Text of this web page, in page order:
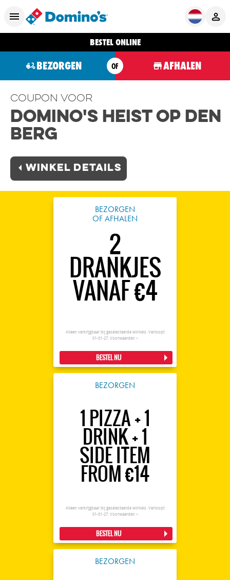
BESTEL ONLINE
BEZORGEN OF AFHALEN
Coupon voor
Domino's Heist op den
Berg
Winkel Details
BEZORGEN
OF AFHALEN
2
DRANKJES
VANAF €4
Alleen verkrijgbaar bij geselecteerde winkels. Verloopt
01-01-27. Voorwaarden >
BESTEL NU
BEZORGEN
1 PIZZA + 1
DRINK + 1
SIDE ITEM
FROM €14
Alleen verkrijgbaar bij geselecteerde winkels. Verloopt
01-01-27. Voorwaarden >
BESTEL NU
BEZORGEN